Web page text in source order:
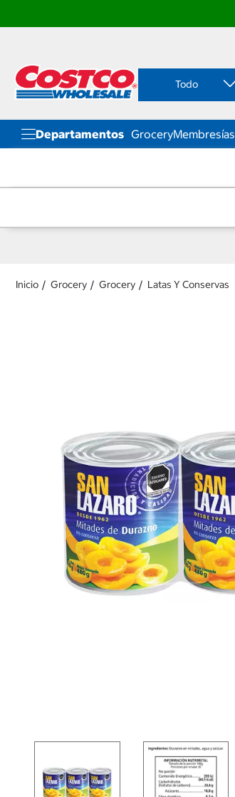
contenido
menú
navegación
Todo
Departamentos GroceryMembresías
Inicio Grocery Grocery Latas Y Conservas